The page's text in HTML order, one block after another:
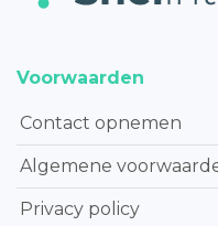
Voorwaarden
Contact opnemen
Algemene
Privacy policy